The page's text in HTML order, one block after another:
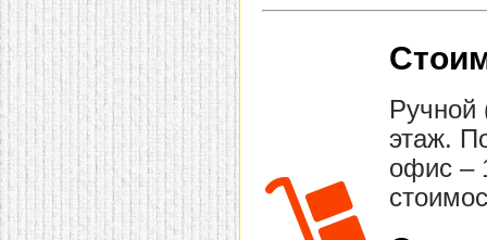
Ручной
этаж.
офис –